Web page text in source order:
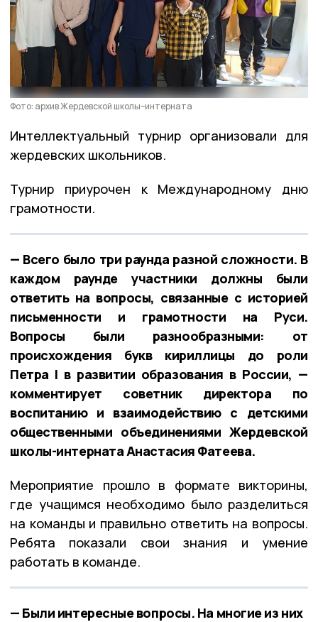
Фото: архив Жердевской школы–интерната
Интеллектуальный турнир организовали для
жердевских школьников.
Турнир приурочен к Международному дню
грамотности.
— Всего было три раунда разной сложности. В
каждом раунде участники должны были
ответить на вопросы, связанные с историей
письменности и грамотности на Руси.
Вопросы были разнообразными: от
происхождения букв кириллицы до роли
Петра I в развитии образования в России, —
комментирует советник директора по
воспитанию и взаимодействию с детскими
общественными объединениями Жердевской
школы-интерната Анастасия Фатеева.
Мероприятие прошло в формате викторины,
где учащимся необходимо было разделиться
на команды и правильно ответить на вопросы.
Ребята показали свои знания и умение
работать в команде.
— Были интересные вопросы. На многие из них